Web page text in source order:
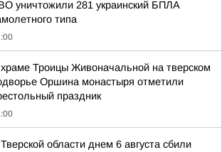
уничтожили 281 украинский БПЛА
типа
Троицы Живоначальной на тверском
Оршина монастыря отметили
праздник
области днем 6 августа сбили